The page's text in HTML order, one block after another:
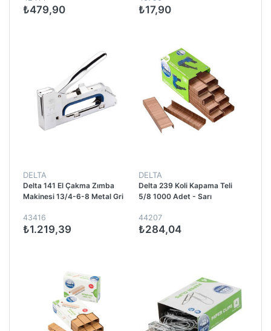
₺479,90 ₺17,90
DELTA
Delta 141 El Çakma Zımba
Makinesi 13/4-6-8 Metal Gri
43416
₺1.219,39
DELTA
Delta 239 Koli Kapama Teli
5/8 1000 Adet - Sarı
44207
₺284,04